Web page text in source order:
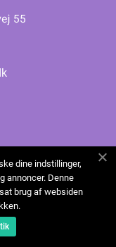
dine indstillinger,
annoncer. Denne
brug af websiden